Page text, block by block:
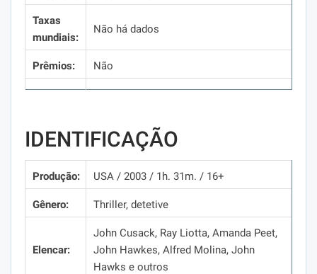
Taxas
mundiais:
Não há dados
Prêmios: Não
IDENTIFICAÇÃO
Produção: USA / 2003 / 1h. 31m. / 16+
Gênero: Thriller, detetive
Elencar:
John Cusack, Ray Liotta, Amanda Peet,
John Hawkes, Alfred Molina, John
Hawks e outros